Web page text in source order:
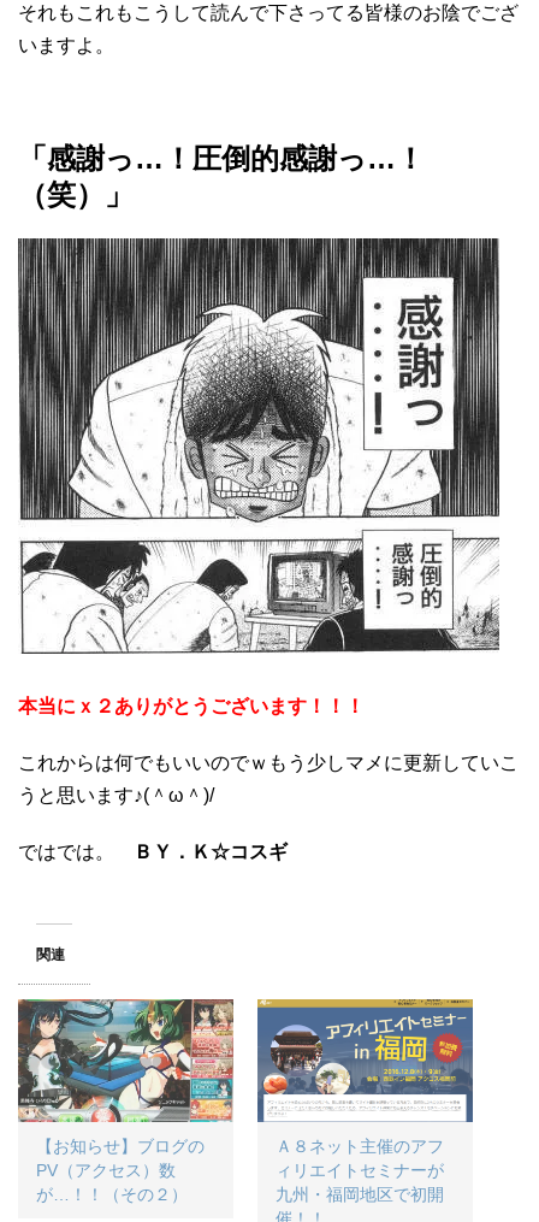
それもこれもこうして読んで下さってる皆様のお陰でござ
いますよ。
「感謝っ…！圧倒的感謝っ…！
（笑）」
本当にｘ２ありがとうございます！！！
これからは何でもいいのでｗもう少しマメに更新していこ
うと思います♪(＾ω＾)/
ではでは。 ＢＹ．Ｋ☆コスギ
関連
【お知らせ】ブログの
PV（アクセス）数
が…！！（その２）
Ａ８ネット主催のアフ
ィリエイトセミナーが
九州・福岡地区で初開